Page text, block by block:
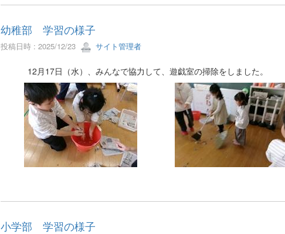
幼稚部 学習の様子
投稿日時 : 2025/12/23 サイト管理者
12月17日（水）、みんなで協力して、遊戯室の掃除をしました。
小学部 学習の様子